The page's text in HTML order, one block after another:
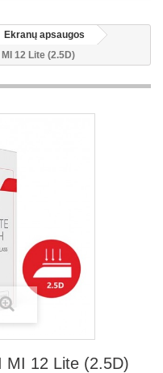
Ekranų apsaugos
12 Lite (2.5D)
MI 12 Lite (2.5D)